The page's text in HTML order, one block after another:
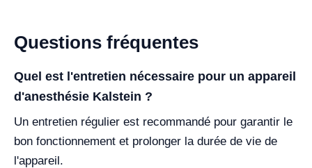
Questions fréquentes
Quel est l'entretien nécessaire pour un appareil
d'anesthésie Kalstein ?
Un entretien régulier est recommandé pour garantir le
bon fonctionnement et prolonger la durée de vie de
l'appareil.